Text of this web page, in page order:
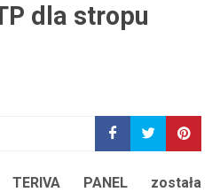
dla stropu
PANEL została